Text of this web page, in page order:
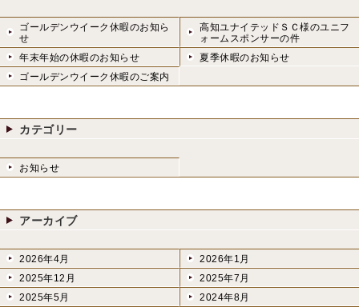
ゴールデンウイーク休暇のお知ら
せ
高知ユナイテッドＳＣ様のユニフ
ォームスポンサーの件
年末年始の休暇のお知らせ
夏季休暇のお知らせ
ゴールデンウイーク休暇のご案内
カテゴリー
お知らせ
アーカイブ
2026年4月
2026年1月
2025年12月
2025年7月
2025年5月
2024年8月